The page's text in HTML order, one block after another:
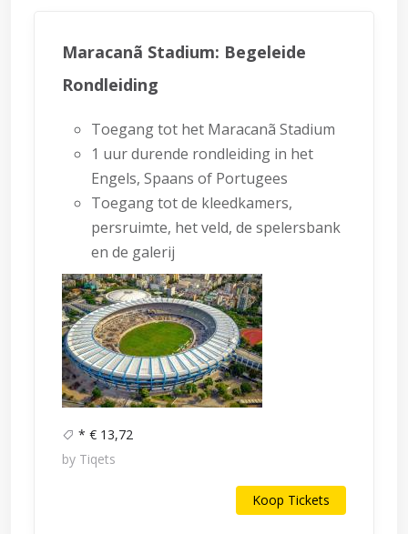
Maracanã Stadium: Begeleide
Rondleiding
Toegang tot het Maracanã Stadium
1 uur durende rondleiding in het
Engels, Spaans of Portugees
Toegang tot de kleedkamers,
persruimte, het veld, de spelersbank
en de galerij
* € 13,72
by Tiqets
Koop Tickets